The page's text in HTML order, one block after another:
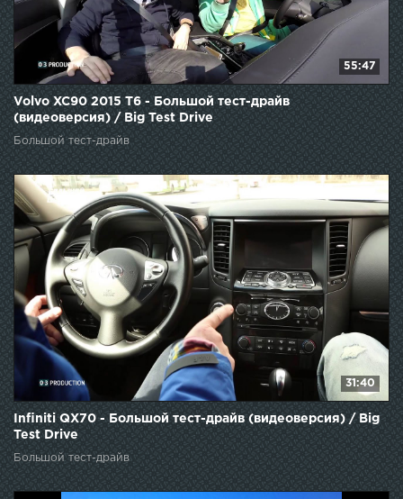
55:47
Volvo XC90 2015 T6 - Большой тест-драйв
(видеоверсия) / Big Test Drive
Большой тест-драйв
31:40
Infiniti QX70 - Большой тест-драйв (видеоверсия) / Big
Test Drive
Большой тест-драйв